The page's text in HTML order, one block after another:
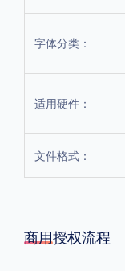
字体分类：
适用硬件：
文件格式：
商用授权流程